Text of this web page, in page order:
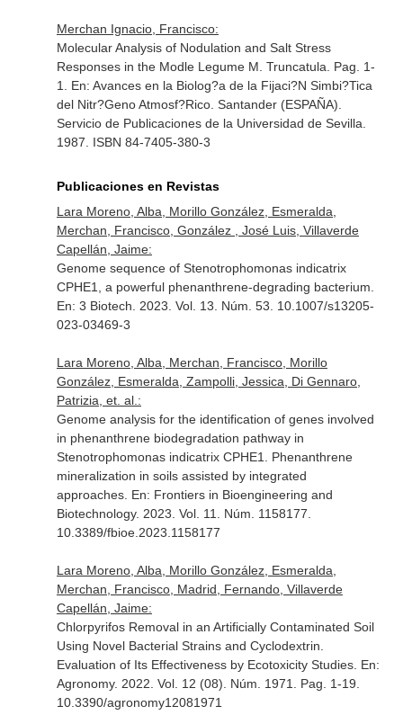
Merchan Ignacio, Francisco:
Molecular Analysis of Nodulation and Salt Stress
Responses in the Modle Legume M. Truncatula. Pag. 1-
1. En: Avances en la Biolog?a de la Fijaci?N Simbi?Tica
del Nitr?Geno Atmosf?Rico. Santander (ESPAÑA).
Servicio de Publicaciones de la Universidad de Sevilla.
1987. ISBN 84-7405-380-3
Publicaciones en Revistas
Lara Moreno, Alba, Morillo González, Esmeralda,
Merchan, Francisco, González , José Luis, Villaverde
Capellán, Jaime:
Genome sequence of Stenotrophomonas indicatrix
CPHE1, a powerful phenanthrene-degrading bacterium.
En: 3 Biotech . 2023. Vol. 13. Núm. 53. 10.1007/s13205-
023-03469-3
Lara Moreno, Alba, Merchan, Francisco, Morillo
González, Esmeralda, Zampolli, Jessica, Di Gennaro,
Patrizia, et. al.:
Genome analysis for the identification of genes involved
in phenanthrene biodegradation pathway in
Stenotrophomonas indicatrix CPHE1. Phenanthrene
mineralization in soils assisted by integrated
approaches. En: Frontiers in Bioengineering and
Biotechnology. 2023. Vol. 11. Núm. 1158177.
10.3389/fbioe.2023.1158177
Lara Moreno, Alba, Morillo González, Esmeralda,
Merchan, Francisco, Madrid, Fernando, Villaverde
Capellán, Jaime:
Chlorpyrifos Removal in an Artificially Contaminated Soil
Using Novel Bacterial Strains and Cyclodextrin.
Evaluation of Its Effectiveness by Ecotoxicity Studies. En:
Agronomy. 2022. Vol. 12 (08). Núm. 1971. Pag. 1-19.
10.3390/agronomy12081971